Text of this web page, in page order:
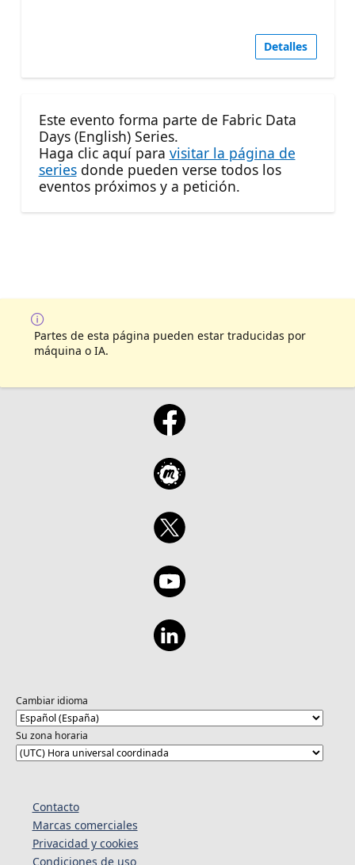
Detalles
Este evento forma parte de Fabric Data
Days (English) Series.
Haga clic aquí para visitar la página de
seriesdonde pueden verse todos los
eventos próximos y a petición.
Partes de esta página pueden estar traducidas por
máquina o IA.
Cambiar idioma
Su zona horaria
Contacto
Marcas comerciales
Privacidad y cookies
Condiciones de uso